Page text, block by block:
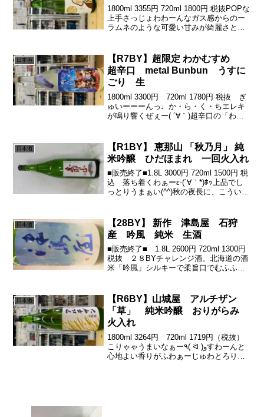
1800ml 3355円 720ml 1800円 税抜POPな
上手さっじょわわーんなガス感からのー
ラムネのような可愛い甘みが綺麗さと可
アンスが面白いのだ！30歳の若き杜...
日本酒
【R7BY】超限定 わかむすめ
超辛口 metal Bunbun うすに
ごり 生
1800ml 3300円 720ml 1780円 税抜 ぎ
ゅいーーーんっ♩か・ら・く・ちエレキ
が鳴り響くぜぇー( ´∀｀)超辛口の「わか
み込むきょわんな可愛い甘...
日本酒
【R1BY】 恵那山 「秋乃月」 純
米吟醸 ひだほまれ 一回火入れ
■販売終了■1.8L 3000円 720ml 1500円 税
込 落ち着くわぁーε-(´∀｀*)ﾎｯ上品でし
っとりうまぁい(^^)秋の夜長に、こういう
立ち上げる...
日本酒
【28BY】 新作 津島屋 石狩
産 吟風 純米 生酒
■販売終了■ 1.8L 2600円 720ml 1300円
税抜 ２８BYチャレンジ酒。北海道の酒
米「吟風」シルキーで柔旨口でむふふっ
八反錦2号と上育404号を交配さ...
日本酒
【R6BY】山城屋 アルチザン
「草」 純米吟醸 おりがらみ
火入れ
1800ml 3264円 720ml 1719円（税抜）
こりゃゃうまいなぁー٩( ᐛ )وすわーんと
心地よい香りがふわぁーじゅわとろりん